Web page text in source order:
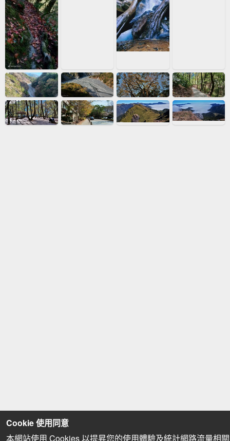
Cookie 使用同意
本網站使用 Cookies 以提昇您的使用體驗及統計網路流量相